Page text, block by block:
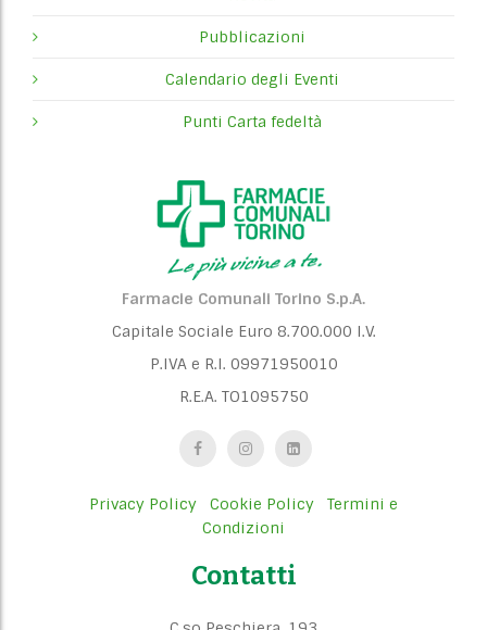
Pubblicazioni
Calendario degli Eventi
Punti Carta fedeltà
Farmacie Comunali Torino S.p.A.
Capitale Sociale Euro 8.700.000 I.V.
P.IVA e R.I. 09971950010
R.E.A. TO1095750
Privacy Policy Cookie Policy
Termini e
Condizioni
Contatti